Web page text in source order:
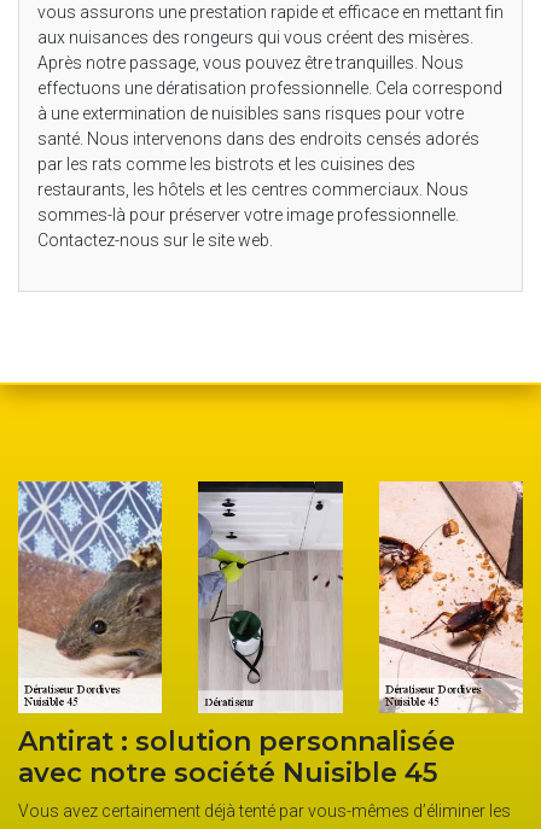
vous assurons une prestation rapide et efficace en mettant fin
aux nuisances des rongeurs qui vous créent des misères.
Après notre passage, vous pouvez être tranquilles. Nous
effectuons une dératisation professionnelle. Cela correspond
à une extermination de nuisibles sans risques pour votre
santé. Nous intervenons dans des endroits censés adorés
par les rats comme les bistrots et les cuisines des
restaurants, les hôtels et les centres commerciaux. Nous
sommes-là pour préserver votre image professionnelle.
Contactez-nous sur le site web.
les
Les critères pour choisir un
dératiseur ? Éclairage de la
Nuisible 45